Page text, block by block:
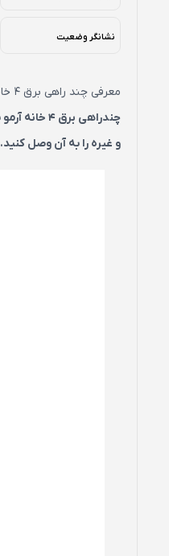
نشانگر وضعیت
معرفی چند راهی برق 4 خانه آرمو طول 1.5 متر:
چندراهی برق 4 خانه آرمو با کابل 1.5 متری،
و غیره را به آن وصل کنید.